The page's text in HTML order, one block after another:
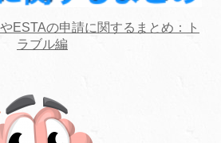
ESTAの申請に関するまとめ：ト
ラブル編